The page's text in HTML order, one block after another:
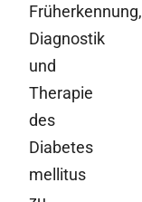
Früherkennung,
Diagnostik
und
Therapie
des
Diabetes
mellitus